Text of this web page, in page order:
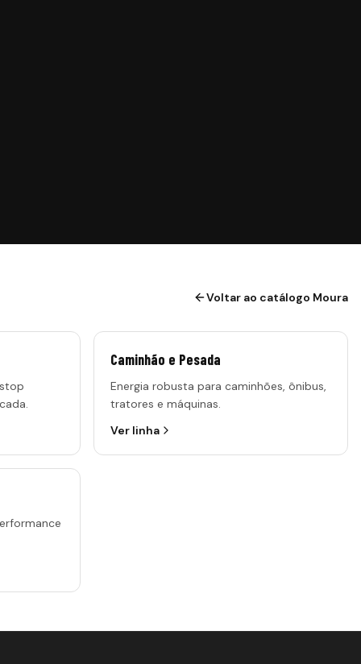
Voltar ao catálogo Moura
Caminhão e Pesada
Energia robusta para caminhões, ônibus,
tratores e máquinas.
Ver linha